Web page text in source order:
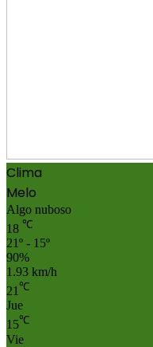
Clima
Melo
Algo nuboso
18 ℃
21º - 15º
90%
1.93 km/h
21℃
Jue
15℃
Vie